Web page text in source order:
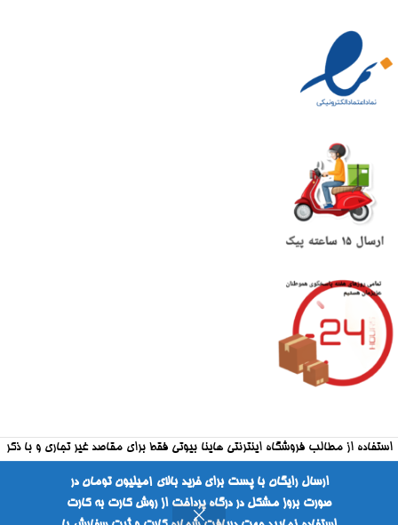
ارسال رایگان با پست برای خرید بالای ۱میلیون تومان در
صورت بروز مشکل در درگاه پرداخت از روش کارت به کارت
استفاده از مطالب فروشگاه اینترنتی هاینا بیوتی فقط برای مقاصد غیر تجاری و با ذکر
طراحی شده توسط شرکت فراکارانت